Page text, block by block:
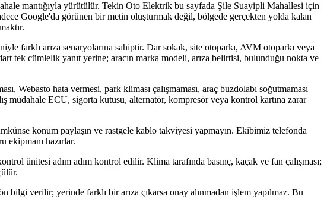
mantığıyla yürütülür. Tekin Oto Elektrik bu sayfada Şile Suayipli Mahallesi için
Google'da görünen bir metin oluşturmak değil, bölgede gerçekten yolda kalan
farklı arıza senaryolarına sahiptir. Dar sokak, site otoparkı, AVM otoparkı veya
tek cümlelik yanıt yerine; aracın marka modeli, arıza belirtisi, bulunduğu nokta ve
Webasto hata vermesi, park kliması çalışmaması, araç buzdolabı soğutmaması
müdahale ECU, sigorta kutusu, alternatör, kompresör veya kontrol kartına zarar
konum paylaşın ve rastgele kablo takviyesi yapmayın. Ekibimiz telefonda
ekipmanı hazırlar.
ünitesi adım adım kontrol edilir. Klima tarafında basınç, kaçak ve fan çalışması;
verilir; yerinde farklı bir arıza çıkarsa onay alınmadan işlem yapılmaz. Bu